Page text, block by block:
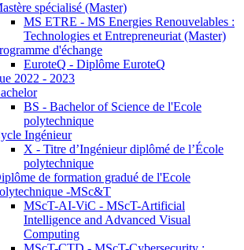
spécialisé (Master)
MS ETRE - MS Energies Renouvelables :
Technologies et Entrepreneuriat (Master)
d'échange
EuroteQ - Diplôme EuroteQ
2022 - 2023
BS - Bachelor of Science de l'Ecole
polytechnique
Ingénieur
X - Titre d’Ingénieur diplômé de l’École
polytechnique
de formation gradué de l'Ecole
-MSc&T
MScT-AI-ViC - MScT-Artificial
Intelligence and Advanced Visual
Computing